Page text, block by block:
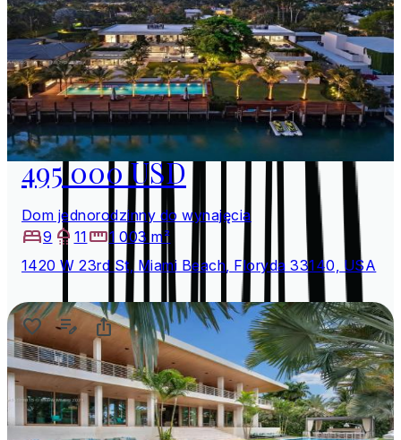
495 000 USD
Dom jednorodzinny do wynajęcia
9
11
1 003 m²
1420 W 23rd St, Miami Beach, Floryda 33140, USA